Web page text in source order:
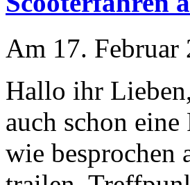
Am 17. Februar
Hallo ihr
auch schon
wie besprochen